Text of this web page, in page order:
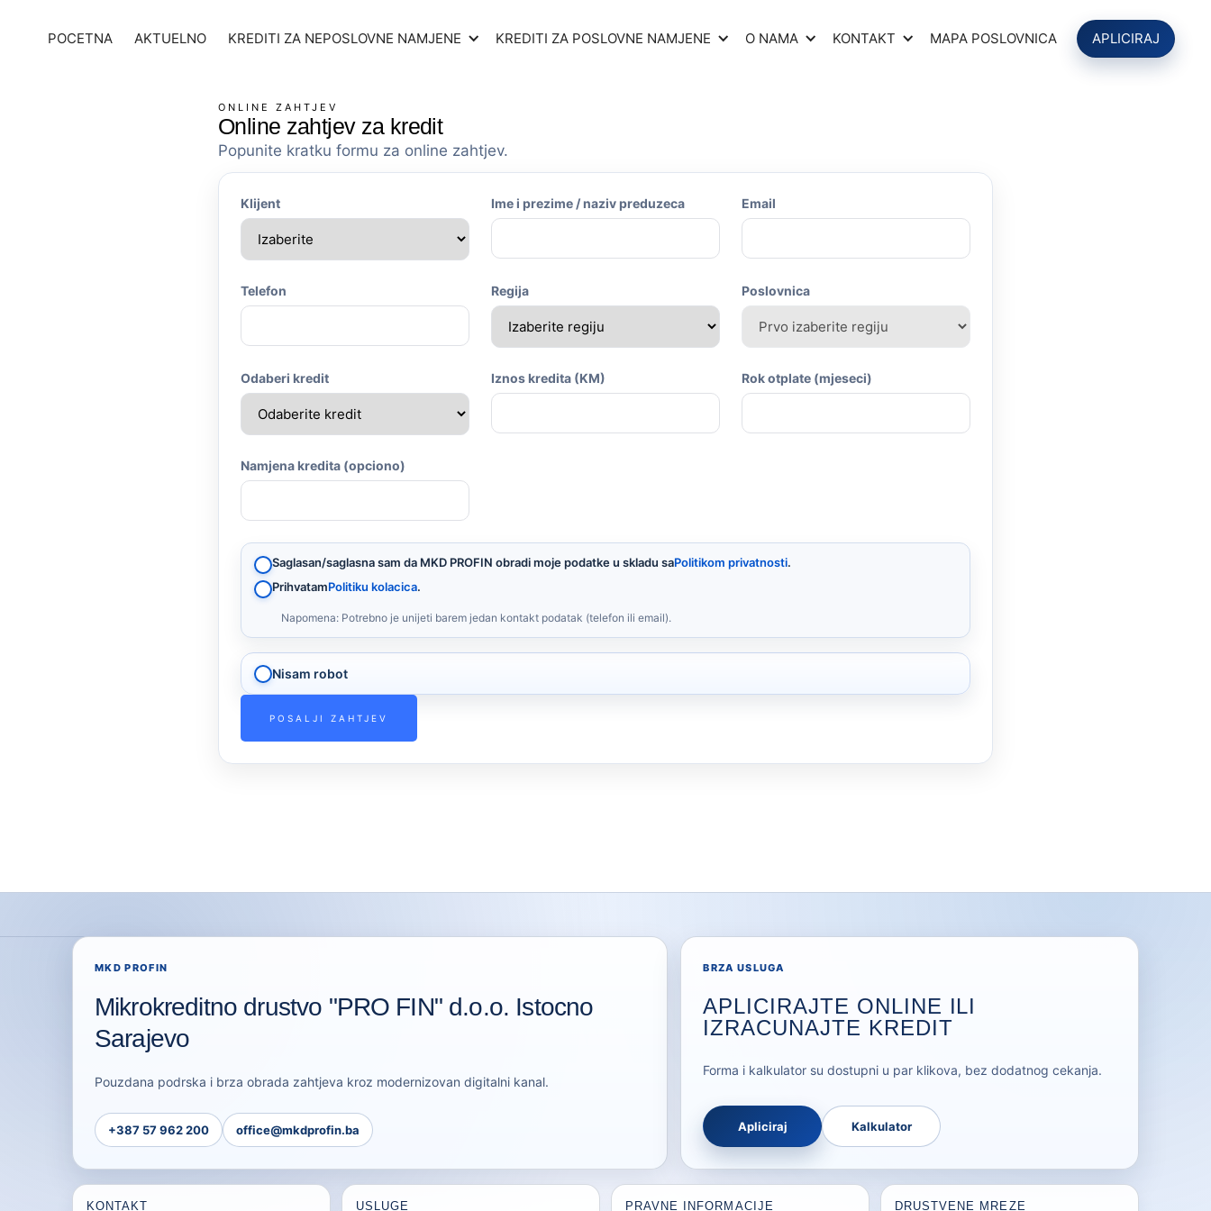
POCETNA AKTUELNO KREDITI ZA NEPOSLOVNE NAMJENE KREDITI ZA POSLOVNE NAMJENE O NAMA KONTAKT MAPA POSLOVNICA APLICIRAJ
ONLINE ZAHTJEV
Online zahtjev za kredit
Popunite kratku formu za online zahtjev.
Klijent Ime i prezime / naziv preduzeca Email
Telefon Regija Poslovnica
Odaberi kredit Iznos kredita (KM) Rok otplate (mjeseci)
Namjena kredita (opciono)
Saglasan/saglasna sam da MKD PROFIN obradi moje podatke u skladu saPolitikom privatnosti.
PrihvatamPolitiku kolacica.
Napomena: Potrebno je unijeti barem jedan kontakt podatak (telefon ili email).
Nisam robot
POSALJI ZAHTJEV
MKD PROFIN
Mikrokreditno drustvo "PRO FIN" d.o.o. Istocno
Sarajevo
Pouzdana podrska i brza obrada zahtjeva kroz modernizovan digitalni kanal.
+387 57 962 200 office@mkdprofin.ba
BRZA USLUGA
APLICIRAJTE ONLINE ILI
IZRACUNAJTE KREDIT
Forma i kalkulator su dostupni u par klikova, bez dodatnog cekanja.
Apliciraj Kalkulator
KONTAKT USLUGE PRAVNE INFORMACIJE DRUSTVENE MREZE